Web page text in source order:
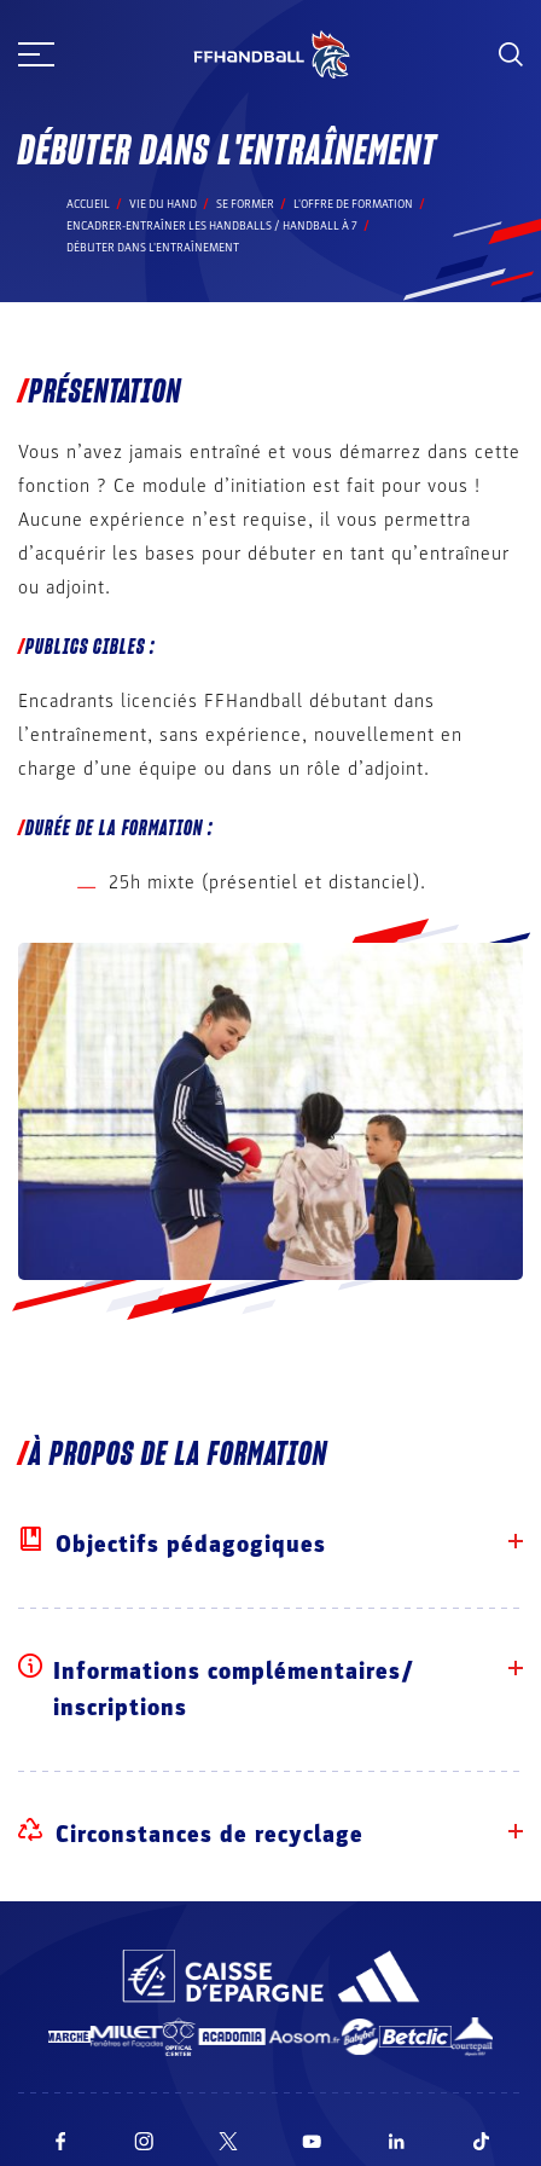
au
DÉBUTER DANS L'ENTRAÎNEMENT
ACCUEIL VIE DU HAND SE FORMER
L'OFFRE DE FORMATION
ENCADRER-ENTRAÎNER LES HANDBALLS / HANDBALL À 7
DÉBUTER DANS L'ENTRAÎNEMENT
PRÉSENTATION
Vous n’avez jamais entraîné et vous démarrez dans cette
fonction ? Ce module d’initiation est fait pour vous !
Aucune expérience n’est requise, il vous permettra
d’acquérir les bases pour débuter en tant qu’entraîneur
ou adjoint.
PUBLICS CIBLES :
Encadrants licenciés FFHandball débutant dans
l’entraînement, sans expérience, nouvellement en
charge d’une équipe ou dans un rôle d’adjoint.
DURÉE DE LA FORMATION :
25h mixte (présentiel et distanciel).
À PROPOS DE LA FORMATION
Objectifs pédagogiques
Informations complémentaires/
inscriptions
Circonstances de recyclage